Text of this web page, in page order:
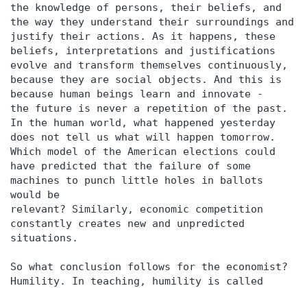
the knowledge of persons, their beliefs, and
the way they understand their surroundings and
justify their actions. As it happens, these
beliefs, interpretations and justifications
evolve and transform themselves continuously,
because they are social objects. And this is
because human beings learn and innovate -
the future is never a repetition of the past.
In the human world, what happened yesterday
does not tell us what will happen tomorrow.
Which model of the American elections could
have predicted that the failure of some
machines to punch little holes in ballots
would be
relevant? Similarly, economic competition
constantly creates new and unpredicted
situations.
So what conclusion follows for the economist?
Humility. In teaching, humility is called